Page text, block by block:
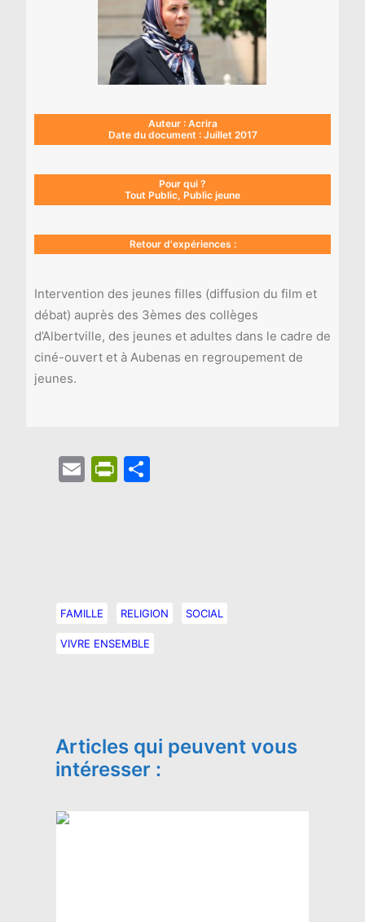
Auteur : Acrira
Date du document : Juillet 2017
Pour qui ?
Tout Public, Public jeune
Retour d'expériences :
Intervention des jeunes filles (diffusion du film et
débat) auprès des 3èmes des collèges
d’Albertville, des jeunes et adultes dans le cadre de
ciné-ouvert et à Aubenas en regroupement de
jeunes.
EmailPrintFriendly
FAMILLE RELIGION SOCIAL
VIVRE ENSEMBLE
Articles qui peuvent vous
intéresser :